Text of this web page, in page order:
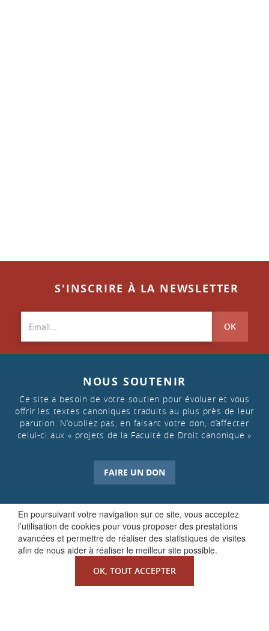
En poursuivant votre navigation sur ce site, vous acceptez
l’utilisation de cookies pour vous proposer des prestations
avancées et permettre de réaliser des statistiques de visites
afin de nous aider à réaliser le meilleur site possible.
OK, TOUT ACCEPTER
S'INSCRIRE À LA NEWSLETTER
OK
NOUS SOUTENIR
Ce site a besoin de votre soutien pour évoluer et vous
offrir les textes canoniques traduits au plus près de leur
parution. N’oubliez pas, en faisant votre don, d’affecter
celui-ci aux « projets de la Faculté de Droit canonique »
FAIRE UN DON